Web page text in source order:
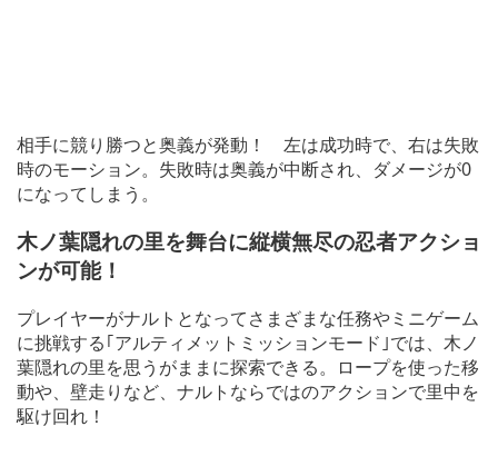
相手に競り勝つと奥義が発動！ 左は成功時で、右は失敗
時のモーション。失敗時は奥義が中断され、ダメージが0
になってしまう。
木ノ葉隠れの里を舞台に縦横無尽の忍者アクショ
ンが可能！
プレイヤーがナルトとなってさまざまな任務やミニゲーム
に挑戦する｢アルティメットミッションモード｣では、木ノ
葉隠れの里を思うがままに探索できる。ロープを使った移
動や、壁走りなど、ナルトならではのアクションで里中を
駆け回れ！